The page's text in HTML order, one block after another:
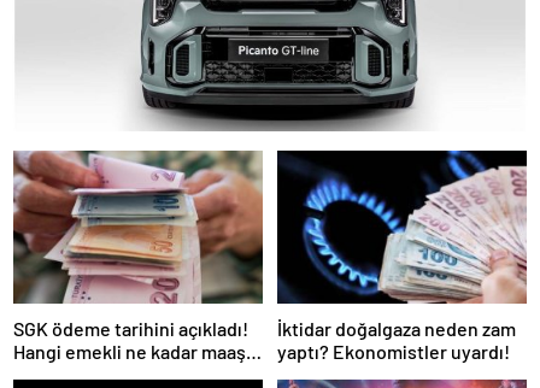
SGK ödeme tarihini açıkladı!
Hangi emekli ne kadar maaş
farkı alacak?
İktidar doğalgaza neden zam
yaptı? Ekonomistler uyardı!